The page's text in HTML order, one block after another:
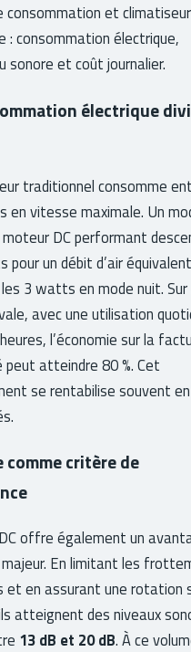
consommation et climatiseur
: consommation électrique,
sonore et coût journalier.
électrique
traditionnel consomme
vitesse maximale. Un
moteur DC performant
pour un débit d’air
3 watts en mode nuit. Sur
avec une utilisation
l’économie sur la
peut atteindre 80 %. Cet
se rentabilise souvent
comme critère de
offre également un
En limitant les
et en assurant une rotation
atteignent des niveaux
13 dB et 20 dB. À ce